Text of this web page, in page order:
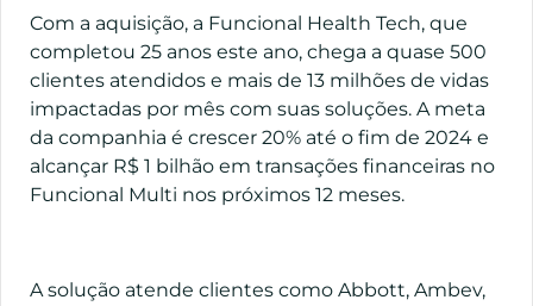
Com a aquisição, a Funcional Health Tech, que
completou 25 anos este ano, chega a quase 500
clientes atendidos e mais de 13 milhões de vidas
impactadas por mês com suas soluções. A meta
da companhia é crescer 20% até o fim de 2024 e
alcançar R$ 1 bilhão em transações financeiras no
Funcional Multi nos próximos 12 meses.
A solução atende clientes como Abbott, Ambev,